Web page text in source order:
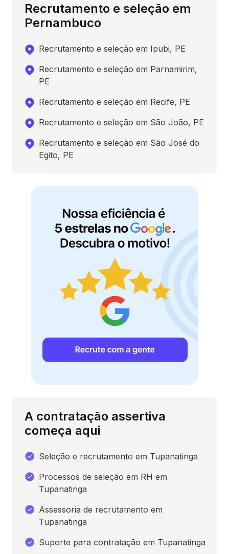
Recrutamento e seleção em
Pernambuco
Recrutamento e seleção em Ipubi, PE
Recrutamento e seleção em Parnamirim,
PE
Recrutamento e seleção em Recife, PE
Recrutamento e seleção em São João, PE
Recrutamento e seleção em São José do
Egito, PE
A contratação assertiva
começa aqui
Seleção e recrutamento em Tupanatinga
Processos de seleção em RH em
Tupanatinga
Assessoria de recrutamento em
Tupanatinga
Suporte para contratação em Tupanatinga